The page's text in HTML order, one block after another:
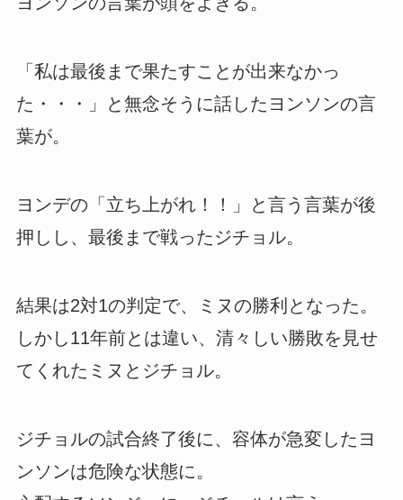
「私は最後まで果たすことが出来なかっ
た・・・」と無念そうに話したヨンソンの言
葉が。
ヨンデの「立ち上がれ！！」と言う言葉が後
押しし、最後まで戦ったジチョル。
結果は2対1の判定で、ミヌの勝利となった。
しかし11年前とは違い、清々しい勝敗を見せ
てくれたミヌとジチョル。
ジチョルの試合終了後に、容体が急変したヨ
ンソンは危険な状態に。